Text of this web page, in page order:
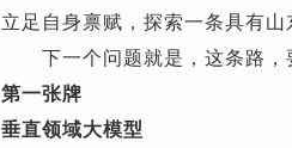
立足自身禀赋，探索一条具有
下一个问题就是，这条路，
第一张牌
垂直领域大模型